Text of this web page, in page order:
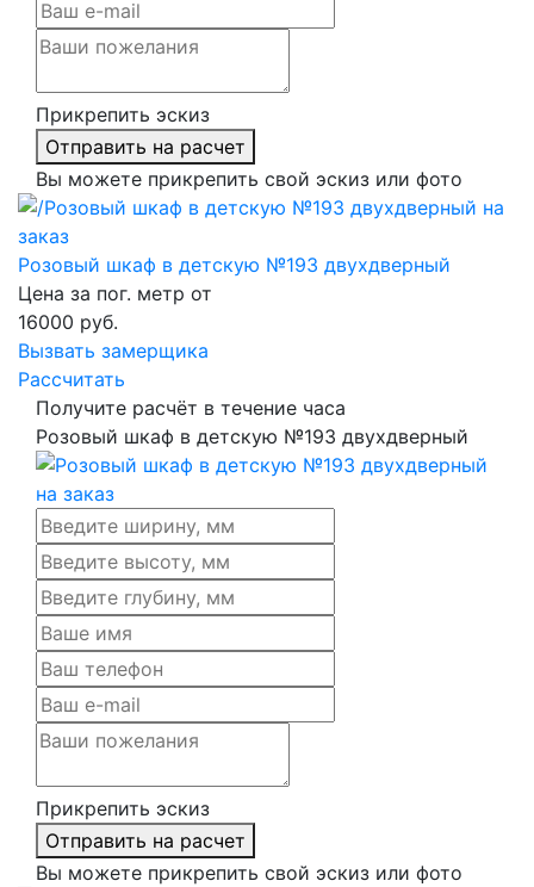
Прикрепить эскиз
Отправить на расчет
Вы можете прикрепить свой эскиз или фото
Розовый шкаф в детскую №193 двухдверный
Цена за пог. метр от
16000 руб.
Вызвать замерщика
Рассчитать
Получите расчёт в течение часа
Розовый шкаф в детскую №193 двухдверный
Прикрепить эскиз
Отправить на расчет
Вы можете прикрепить свой эскиз или фото